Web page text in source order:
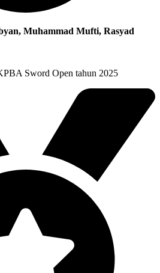
Muhammad Mufti, Rasyad
Sword Open tahun 2025